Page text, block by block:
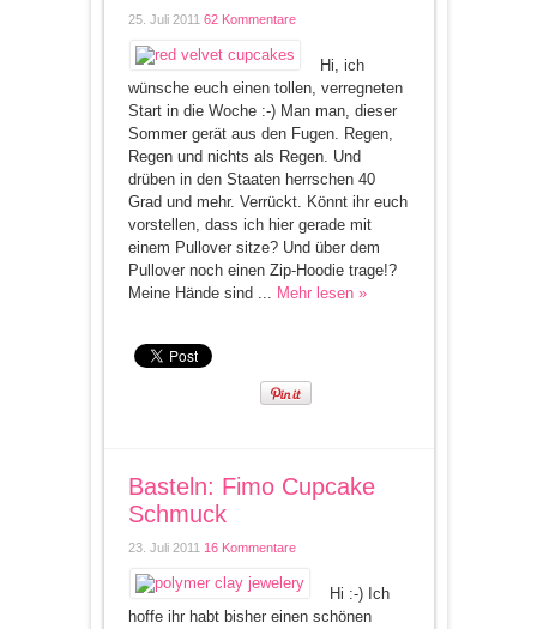
25. Juli 2011 62 Kommentare
Hi, ich
wünsche euch einen tollen, verregneten
Start in die Woche :-) Man man, dieser
Sommer gerät aus den Fugen. Regen,
Regen und nichts als Regen. Und
drüben in den Staaten herrschen 40
Grad und mehr. Verrückt. Könnt ihr euch
vorstellen, dass ich hier gerade mit
einem Pullover sitze? Und über dem
Pullover noch einen Zip-Hoodie trage!?
Meine Hände sind ... Mehr lesen »
Basteln: Fimo Cupcake
Schmuck
23. Juli 2011 16 Kommentare
Hi :-) Ich
hoffe ihr habt bisher einen schönen